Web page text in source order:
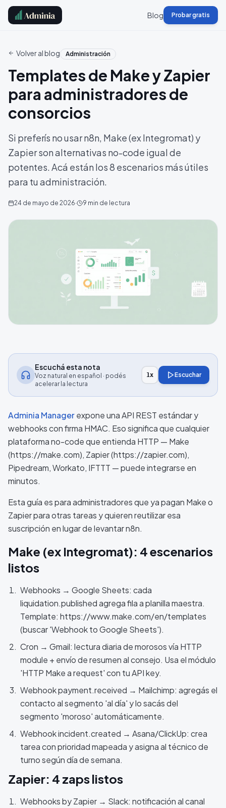
Blog Probar gratis
Volver al blog Administración
Templates de Make y Zapier
para administradores de
consorcios
Si preferís no usar n8n, Make (ex Integromat) y
Zapier son alternativas no-code igual de
potentes. Acá están los 8 escenarios más útiles
para tu administración.
24 de mayo de 2026· 9 min de lectura
Escuchá esta nota
Voz natural en español · podés
acelerar la lectura
1x Escuchar
Adminia Managerexpone una API REST estándar y
webhooks con firma HMAC. Eso significa que cualquier
plataforma no-code que entienda HTTP — Make
(https://make.com), Zapier (https://zapier.com),
Pipedream, Workato, IFTTT — puede integrarse en
minutos.
Esta guía es para administradores que ya pagan Make o
Zapier para otras tareas y quieren reutilizar esa
suscripción en lugar de levantar n8n.
Make (ex Integromat): 4 escenarios
listos
Webhooks → Google Sheets: cada
liquidation.published agrega fila a planilla maestra.
Template: https://www.make.com/en/templates
(buscar 'Webhook to Google Sheets').
Cron → Gmail: lectura diaria de morosos vía HTTP
module + envío de resumen al consejo. Usa el módulo
'HTTP Make a request' con tu API key.
Webhook payment.received → Mailchimp: agregás el
contacto al segmento 'al día' y lo sacás del
segmento 'moroso' automáticamente.
Webhook incident.created → Asana/ClickUp: crea
tarea con prioridad mapeada y asigna al técnico de
turno según día de semana.
Zapier: 4 zaps listos
Webhooks by Zapier → Slack: notificación al canal